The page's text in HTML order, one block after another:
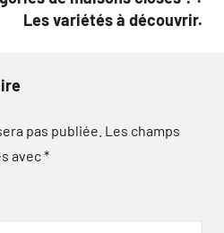
Les variétés à découvrir.
pas publiée. Les champs
avec*